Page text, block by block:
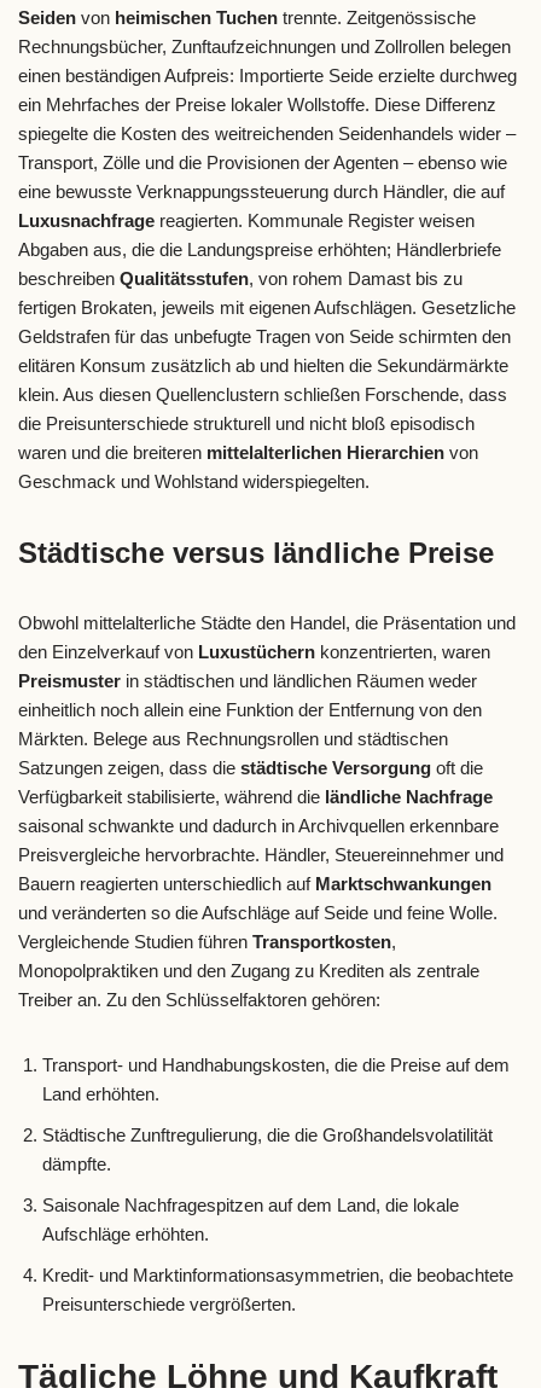
Seiden von heimischen Tuchen trennte. Zeitgenössische
Rechnungsbücher, Zunftaufzeichnungen und Zollrollen belegen
einen beständigen Aufpreis: Importierte Seide erzielte durchweg
ein Mehrfaches der Preise lokaler Wollstoffe. Diese Differenz
spiegelte die Kosten des weitreichenden Seidenhandels wider –
Transport, Zölle und die Provisionen der Agenten – ebenso wie
eine bewusste Verknappungssteuerung durch Händler, die auf
Luxusnachfrage reagierten. Kommunale Register weisen
Abgaben aus, die die Landungspreise erhöhten; Händlerbriefe
beschreiben Qualitätsstufen, von rohem Damast bis zu
fertigen Brokaten, jeweils mit eigenen Aufschlägen. Gesetzliche
Geldstrafen für das unbefugte Tragen von Seide schirmten den
elitären Konsum zusätzlich ab und hielten die Sekundärmärkte
klein. Aus diesen Quellenclustern schließen Forschende, dass
die Preisunterschiede strukturell und nicht bloß episodisch
waren und die breiteren mittelalterlichen Hierarchien von
Geschmack und Wohlstand widerspiegelten.
Städtische versus ländliche Preise
Obwohl mittelalterliche Städte den Handel, die Präsentation und
den Einzelverkauf von Luxustüchern konzentrierten, waren
Preismuster in städtischen und ländlichen Räumen weder
einheitlich noch allein eine Funktion der Entfernung von den
Märkten. Belege aus Rechnungsrollen und städtischen
Satzungen zeigen, dass die städtische Versorgung oft die
Verfügbarkeit stabilisierte, während die ländliche Nachfrage
saisonal schwankte und dadurch in Archivquellen erkennbare
Preisvergleiche hervorbrachte. Händler, Steuereinnehmer und
Bauern reagierten unterschiedlich auf Marktschwankungen
und veränderten so die Aufschläge auf Seide und feine Wolle.
Vergleichende Studien führen Transportkosten,
Monopolpraktiken und den Zugang zu Krediten als zentrale
Treiber an. Zu den Schlüsselfaktoren gehören:
Transport- und Handhabungskosten, die die Preise auf dem
Land erhöhten.
Städtische Zunftregulierung, die die Großhandelsvolatilität
dämpfte.
Saisonale Nachfragespitzen auf dem Land, die lokale
Aufschläge erhöhten.
Kredit- und Marktinformationsasymmetrien, die beobachtete
Preisunterschiede vergrößerten.
Tägliche Löhne und Kaufkraft